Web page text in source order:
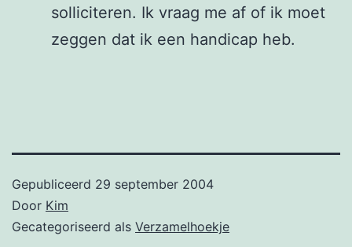
solliciteren. Ik vraag me af of ik moet
zeggen dat ik een handicap heb.
Gepubliceerd 29 september 2004
Door Kim
Gecategoriseerd als Verzamelhoekje